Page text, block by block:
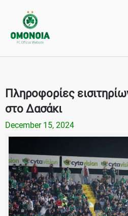
Πληροφορίες
στο Δασάκι
December 15, 2024